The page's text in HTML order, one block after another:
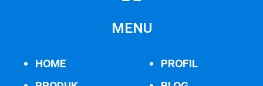
MENU
HOME
PROFIL